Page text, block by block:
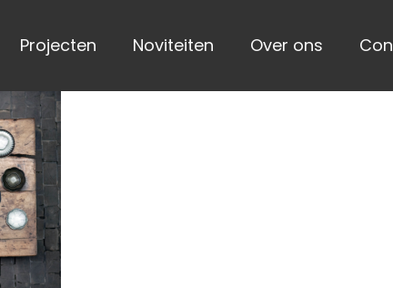
Projecten Noviteiten Over ons